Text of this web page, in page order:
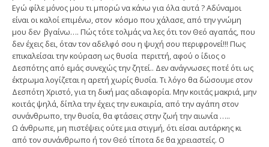
Εγώ φίλε μόνος μου τι μπορώ να κάνω για όλα αυτά ? Αδύναμοι
είναι οι καλοί επιμένω, στον κόσμο που χάλασε, από την γνώμη
μου δεν βγαίνω…. Πώς τότε τολμάς να λες ότι τον Θεό αγαπάς, που
δεν έχεις δει, όταν τον αδελφό σου η ψυχή σου περιφρονεί!!! Πως
επικαλείσαι την κούραση ως θυσία περιττή, αφού ο ίδιος ο
Δεσπότης από εμάς συνεχώς την ζητεί.. Δεν ανάγνωσες ποτέ ότι ως
έκτρωμα λογίζεται η αρετή χωρίς θυσία. Τι λόγο θα δώσουμε στον
Δεσπότη Χριστό, για τη δική μας αδιαφορία. Μην κοιτάς μακριά, μην
κοιτάς ψηλά, δίπλα την έχεις την ευκαιρία, από την αγάπη στον
συνάνθρωπο, την θυσία, θα φτάσεις στην ζωή την αιωνία …..
Ω άνθρωπε, μη πιστέψεις ούτε μια στιγμή, ότι είσαι αυτάρκης κι
από τον συνάνθρωπο ή τον Θεό τίποτα δε θα χρειαστείς. Ο